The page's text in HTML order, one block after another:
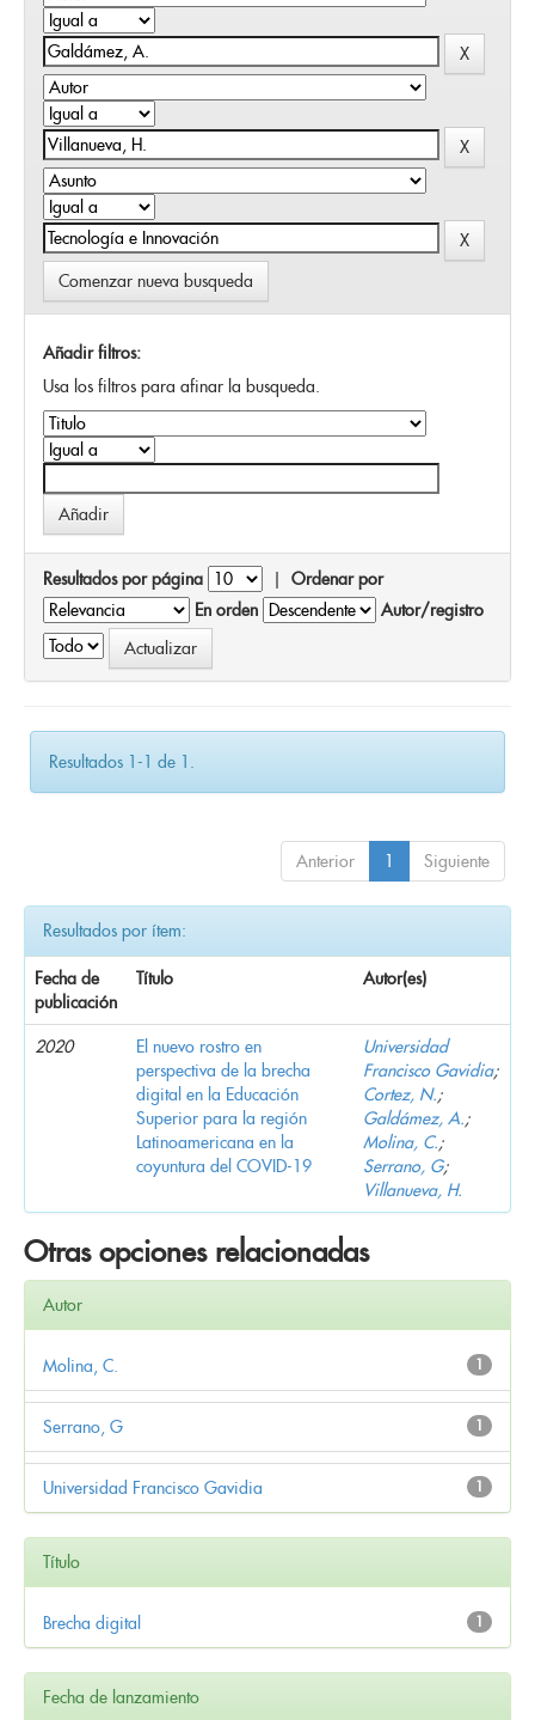
Comenzar nueva busqueda
Añadir filtros:
Usa los filtros para afinar la busqueda.
Resultados por página | Ordenar por
En orden
Autor/registro
Resultados 1-1 de 1.
Anterior 1 Siguiente
Resultados por ítem:
Fecha de
publicación
Título Autor(es)
2020
El nuevo rostro en
perspectiva de la brecha
digital en la Educación
Superior para la región
Latinoamericana en la
coyuntura del COVID-19
Universidad
Francisco Gavidia;
Cortez, N.;
Galdámez, A.;
Molina, C.;
Serrano, G;
Villanueva, H.
Otras opciones relacionadas
Autor
1
Molina, C.
1
Serrano, G
1
Universidad Francisco Gavidia
Título
1
Brecha digital
Fecha de lanzamiento